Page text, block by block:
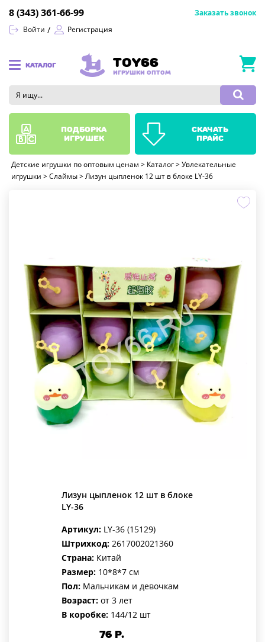
Войти Регистрация
8 (343) 361-66-99 Заказать звонок
КАТАЛОГ TOY66
ИГРУШКИ ОПТОМ
Детские игрушки по оптовым ценам > Каталог > Увлекательные
игрушки > Слаймы > Лизун цыпленок 12 шт в блоке LY-36
Лизун цыпленок 12 шт в блоке
LY-36
Артикул: LY-36 (15129)
Штрихкод: 2617002021360
Страна: Китай
Размер: 10*8*7 см
Пол: Мальчикам и девочкам
Возраст: от 3 лет
В коробке: 144/12 шт
76Р.
подборка
игрушек
скачать
прайс